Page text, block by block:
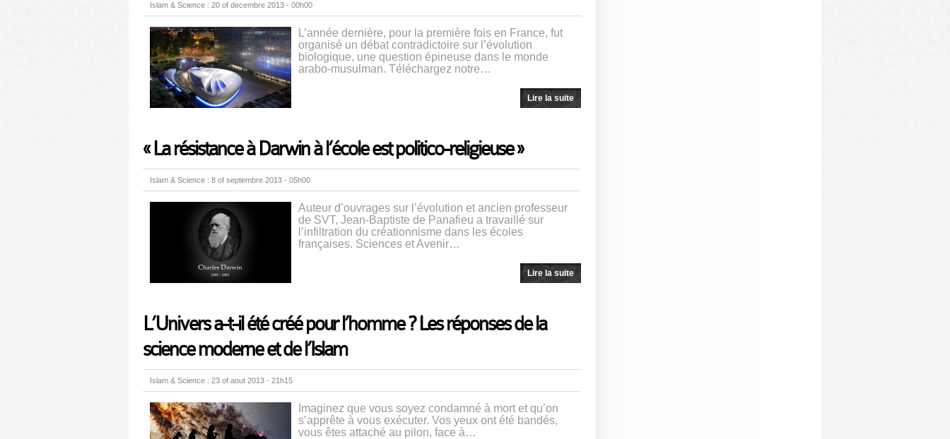
Islam & Science : 20 of decembre 2013 - 00h00
L’année dernière, pour la première fois en France, fut
organisé un débat contradictoire sur l’évolution
biologique, une question épineuse dans le monde
arabo-musulman. Téléchargez notre…
Lire la suite
« La résistance à Darwin à l’école est politico-religieuse »
Islam & Science : 8 of septembre 2013 - 05h00
Auteur d’ouvrages sur l’évolution et ancien professeur
de SVT, Jean-Baptiste de Panafieu a travaillé sur
l’infiltration du créationnisme dans les écoles
françaises. Sciences et Avenir…
Lire la suite
L’Univers a-t-il été créé pour l’homme ? Les réponses de la
science moderne et de l’Islam
Islam & Science : 23 of aout 2013 - 21h15
Imaginez que vous soyez condamné à mort et qu’on
s’apprête à vous exécuter. Vos yeux ont été bandés,
vous êtes attaché au pilon, face à…